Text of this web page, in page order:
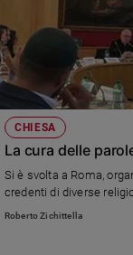
CHIESA
La cura delle
Si è svolta a Roma,
credenti di diverse
Roberto Zichittella